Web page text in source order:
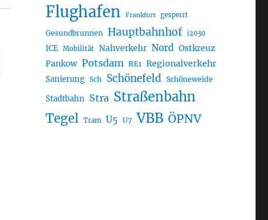
Flughafen Frankfurt gesperrt
Gesundbrunnen Hauptbahnhof i2030
ICE Mobilität Nahverkehr Nord Ostkreuz
Pankow Potsdam RE1 Regionalverkehr
Sanierung Sch Schönefeld Schöneweide
Stadtbahn Stra Straßenbahn
Tegel Tram U5 U7 VBB ÖPNV